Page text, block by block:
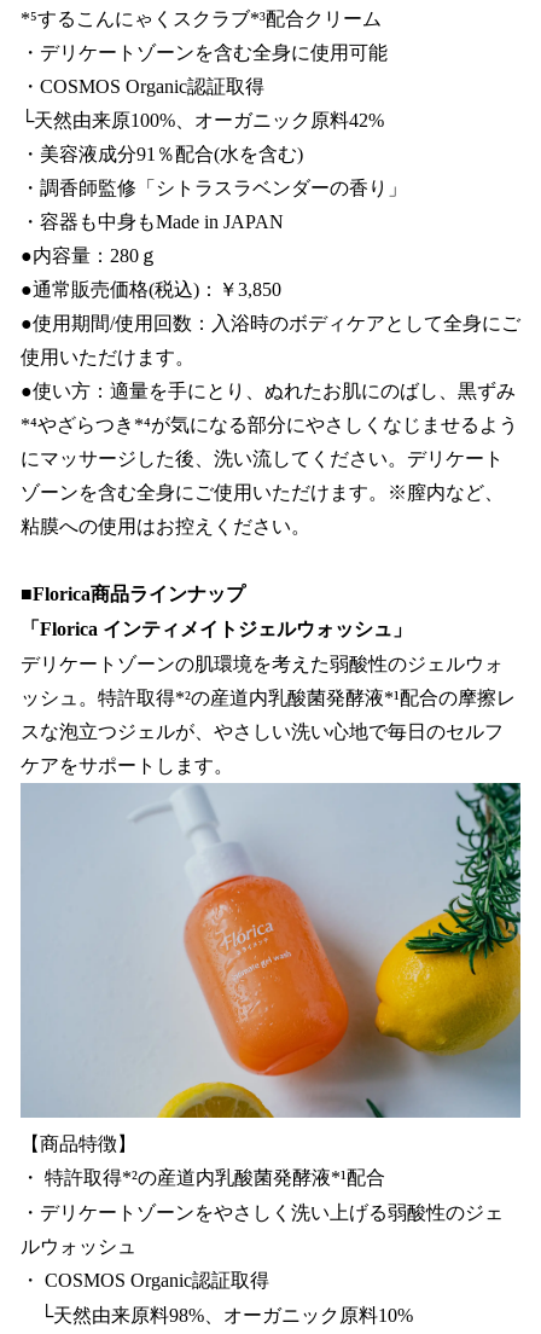
*⁵するこんにゃくスクラブ*³配合クリーム
・デリケートゾーンを含む全身に使用可能
・COSMOS Organic認証取得
└天然由来原100%、オーガニック原料42%
・美容液成分91％配合(水を含む)
・調香師監修「シトラスラベンダーの香り」
・容器も中身もMade in JAPAN
●内容量：280ｇ
●通常販売価格(税込)：￥3,850
●使用期間/使用回数：入浴時のボディケアとして全身にご
使用いただけます。
●使い方：適量を手にとり、ぬれたお肌にのばし、黒ずみ
*⁴やざらつき*⁴が気になる部分にやさしくなじませるよう
にマッサージした後、洗い流してください。デリケート
ゾーンを含む全身にご使用いただけます。※膣内など、
粘膜への使用はお控えください。
■Florica商品ラインナップ
「Florica インティメイトジェルウォッシュ」
デリケートゾーンの肌環境を考えた弱酸性のジェルウォ
ッシュ。特許取得*²の産道内乳酸菌発酵液*¹配合の摩擦レ
スな泡立つジェルが、やさしい洗い心地で毎日のセルフ
ケアをサポートします。
【商品特徴】
・ 特許取得*²の産道内乳酸菌発酵液*¹配合
・デリケートゾーンをやさしく洗い上げる弱酸性のジェ
ルウォッシュ
・ COSMOS Organic認証取得
└天然由来原料98%、オーガニック原料10%